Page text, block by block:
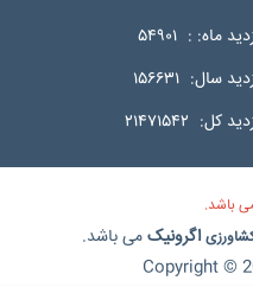
ماه: : ۵۴۹۰۱
سال: ۱۵۶۶۳۱
کل: ۲۱۴۷۱۵۴۲
باشد.
اگرونیکمی باشد.
Copyright ©